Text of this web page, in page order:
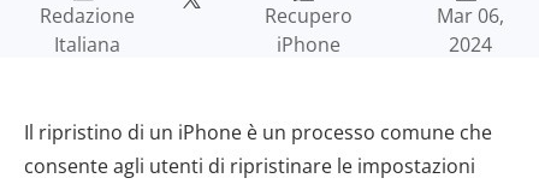
Redazione
Italiana
Recupero
iPhone
Mar 06,
2024
Il ripristino di un iPhone è un processo comune che
consente agli utenti di ripristinare le impostazioni